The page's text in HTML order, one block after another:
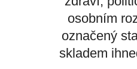
osobním
označený
skladem